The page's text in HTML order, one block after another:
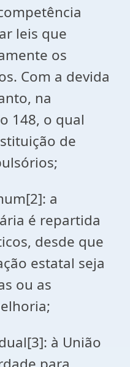
leis que
os
Com a devida
na
148, o qual
de
[2]: a
é repartida
desde que
estatal seja
ou as
[3]: à União